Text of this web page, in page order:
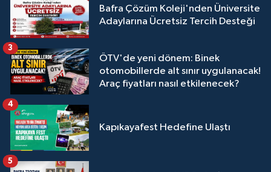
Bafra Çözüm Koleji'nden Üniversite
Adaylarına Ücretsiz Tercih Desteği
ÖTV'de yeni dönem: Binek
otomobillerde alt sınır uygulanacak!
Araç fiyatları nasıl etkilenecek?
3
Kapıkayafest Hedefine Ulaştı
4
5